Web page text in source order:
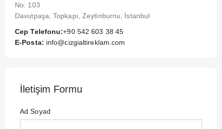
No: 103
Davutpaşa, Topkapı, Zeytinburnu, İstanbul
Cep Telefonu:+90 542 603 38 45
E-Posta: info@cizgialtireklam.com
İletişim Formu
Ad Soyad